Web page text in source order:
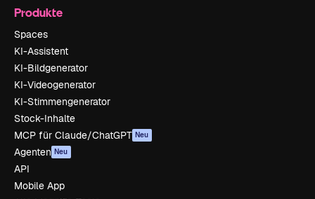
Produkte
Spaces
KI-Assistent
KI-Bildgenerator
KI-Videogenerator
KI-Stimmengenerator
Stock-Inhalte
MCP für Claude/ChatGPT Neu
Agenten Neu
API
Mobile App